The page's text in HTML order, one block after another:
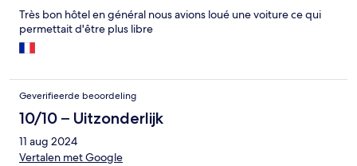
Très bon hôtel en général nous avions loué une voiture ce qui
permettait d'être plus libre
Geverifieerde beoordeling
10/10 – Uitzonderlijk
11 aug 2024
Vertalen met Google